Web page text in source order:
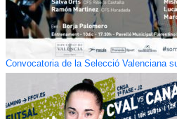
Convocatoria de la Selecció Valenciana